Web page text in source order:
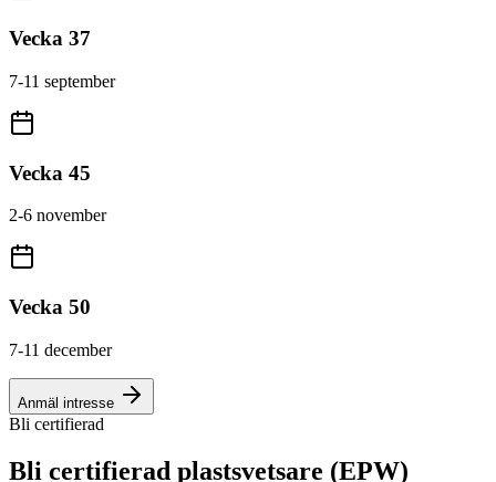
Vecka 37
7-11 september
Vecka 45
2-6 november
Vecka 50
7-11 december
Anmäl intresse
Bli certifierad
Bli certifierad plastsvetsare (EPW)